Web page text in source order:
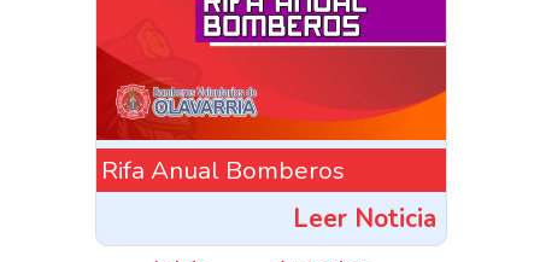
Rifa Anual Bomberos
Leer Noticia